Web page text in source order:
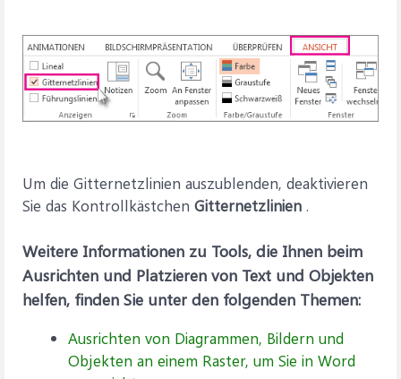
Um die Gitternetzlinien auszublenden, deaktivieren
Sie das Kontrollkästchen Gitternetzlinien .
Weitere Informationen zu Tools, die Ihnen beim
Ausrichten und Platzieren von Text und Objekten
helfen, finden Sie unter den folgenden Themen:
Ausrichten von Diagrammen, Bildern und
Objekten an einem Raster, um Sie in Word